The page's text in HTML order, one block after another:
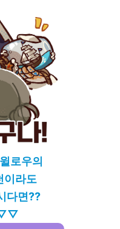
로우의
이라도
다면??